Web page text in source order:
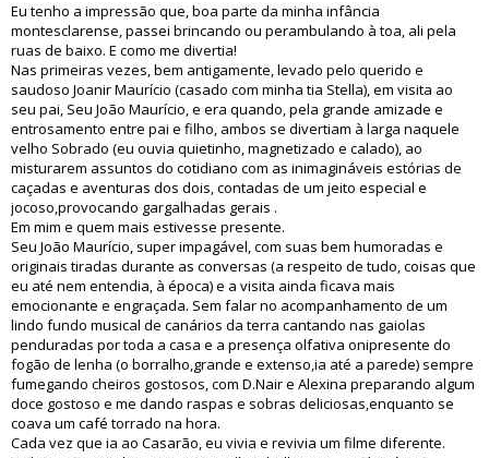
Eu tenho a impressão que, boa parte da minha infância
montesclarense, passei brincando ou perambulando à toa, ali pela
ruas de baixo. E como me divertia!
Nas primeiras vezes, bem antigamente, levado pelo querido e
saudoso Joanir Maurício (casado com minha tia Stella), em visita ao
seu pai, Seu João Maurício, e era quando, pela grande amizade e
entrosamento entre pai e filho, ambos se divertiam à larga naquele
velho Sobrado (eu ouvia quietinho, magnetizado e calado), ao
misturarem assuntos do cotidiano com as inimagináveis estórias de
caçadas e aventuras dos dois, contadas de um jeito especial e
jocoso,provocando gargalhadas gerais .
Em mim e quem mais estivesse presente.
Seu João Maurício, super impagável, com suas bem humoradas e
originais tiradas durante as conversas (a respeito de tudo, coisas que
eu até nem entendia, à época) e a visita ainda ficava mais
emocionante e engraçada. Sem falar no acompanhamento de um
lindo fundo musical de canários da terra cantando nas gaiolas
penduradas por toda a casa e a presença olfativa onipresente do
fogão de lenha (o borralho,grande e extenso,ia até a parede) sempre
fumegando cheiros gostosos, com D.Nair e Alexina preparando algum
doce gostoso e me dando raspas e sobras deliciosas,enquanto se
coava um café torrado na hora.
Cada vez que ia ao Casarão, eu vivia e revivia um filme diferente.